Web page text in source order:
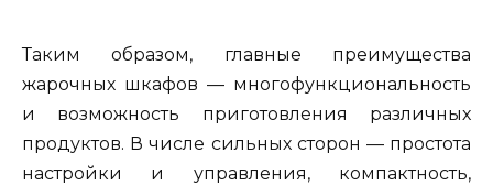
Таким образом, главные преимущества
жарочных шкафов — многофункциональность
и возможность приготовления различных
продуктов. В числе сильных сторон — простота
настройки и управления, компактность,